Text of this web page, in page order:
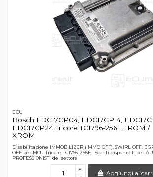
ECU
Bosch EDC17CP04, EDC17CP14,
EDC17CP24 Tricore TC1796-256F, IROM /
XROM
Disabilitazione IMMOBILIZER (IMMO OFF), SWIRL OFF,
OFF per MCU Tricore TC1796-256F. Sconti disponibili per
PROFESSIONISTI del settore
Aggiungi al